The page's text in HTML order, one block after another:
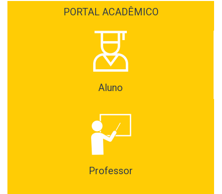
p
o
r
I
PORTAL ACADÊMICO
Aluno
Professor